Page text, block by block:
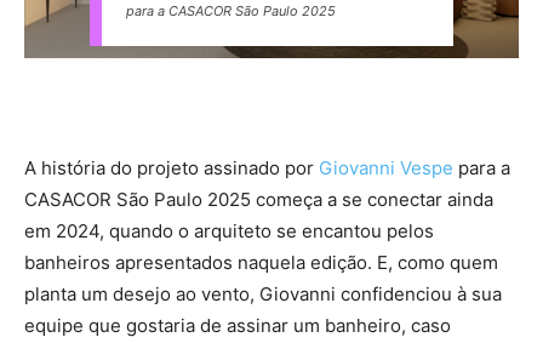
para a CASACOR São Paulo 2025
A história do projeto assinado por Giovanni Vespe para a
CASACOR São Paulo 2025 começa a se conectar ainda
em 2024, quando o arquiteto se encantou pelos
banheiros apresentados naquela edição. E, como quem
planta um desejo ao vento, Giovanni confidenciou à sua
equipe que gostaria de assinar um banheiro, caso